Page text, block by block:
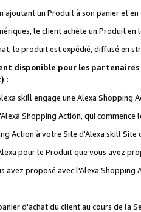
un Produit à son panier et
le client achète un Produit
le produit est expédié, diffusé en
disponible pour les
:
skill engage une Alexa Shopping
Shopping Action, qui
Action à votre Site d'Alexa skill
pour le Produit que vous avez
avez proposé avec l'Alexa Shopping
d'achat du client au cours de la